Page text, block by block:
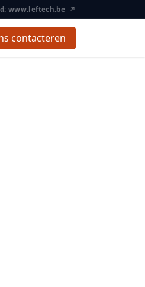
www.leftech.be ↗
contacteren